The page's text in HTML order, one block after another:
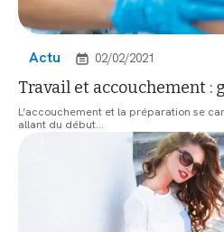
Actu 02/02/2021
Travail et accouchement :
L’accouchement et la préparation se
allant du début…